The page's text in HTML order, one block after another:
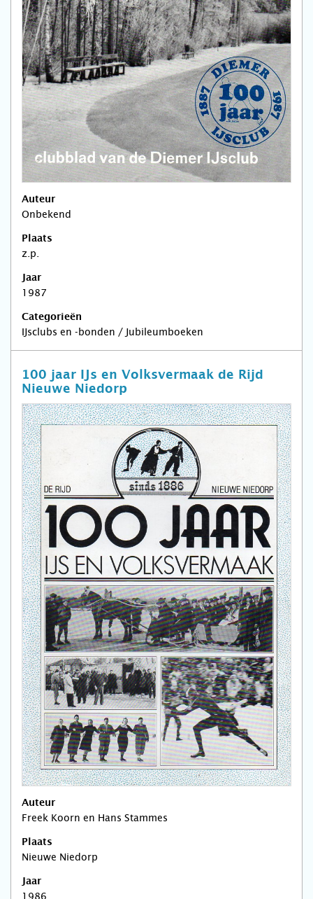
Auteur
Onbekend
Plaats
z.p.
Jaar
1987
Categorieën
IJsclubs en -bonden / Jubileumboeken
100 jaar IJs en Volksvermaak de Rijd
Nieuwe Niedorp
Auteur
Freek Koorn en Hans Stammes
Plaats
Nieuwe Niedorp
Jaar
1986